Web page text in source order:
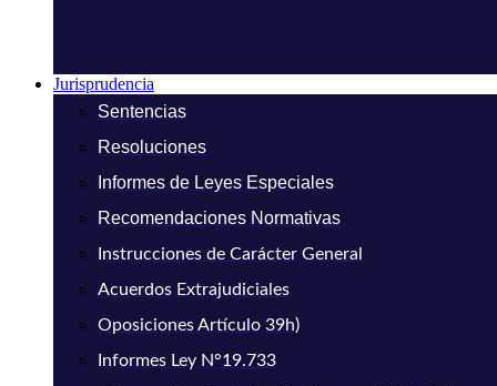
Jurisprudencia
Sentencias
Resoluciones
Informes de Leyes Especiales
Recomendaciones Normativas
Instrucciones de Carácter General
Acuerdos Extrajudiciales
Oposiciones Artículo 39h)
Informes Ley N°19.733